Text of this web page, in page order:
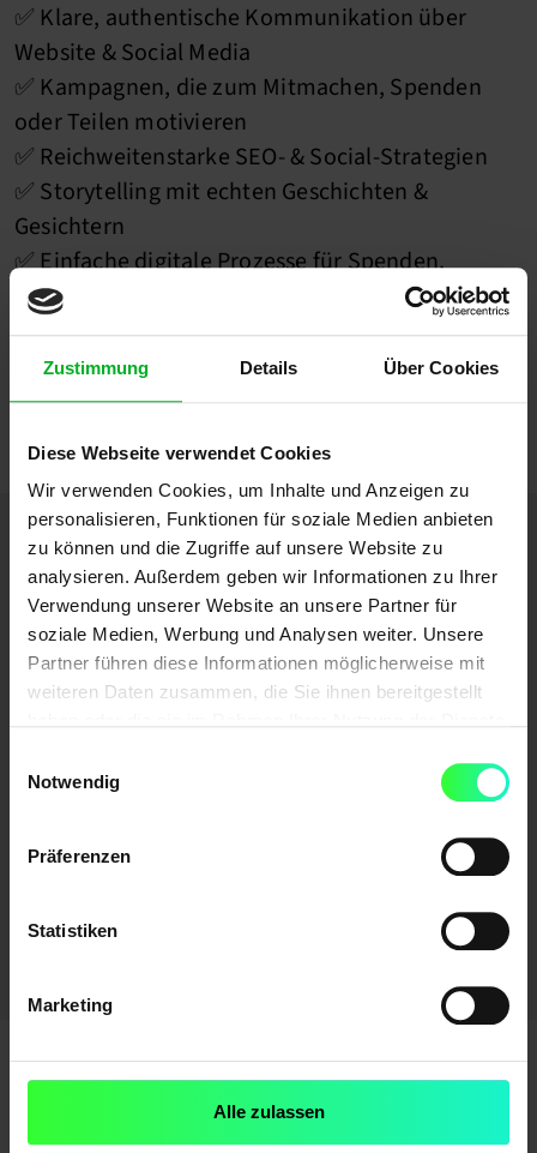
Zustimmung Details Über Cookies
Diese Webseite verwendet Cookies
Wir verwenden Cookies, um Inhalte und Anzeigen zu
personalisieren, Funktionen für soziale Medien anbieten
zu können und die Zugriffe auf unsere Website zu
analysieren. Außerdem geben wir Informationen zu Ihrer
Verwendung unserer Website an unsere Partner für
soziale Medien, Werbung und Analysen weiter. Unsere
Partner führen diese Informationen möglicherweise mit
weiteren Daten zusammen, die Sie ihnen bereitgestellt
Notwendig
Präferenzen
Statistiken
Marketing
Alle zulassen
✅ Klare, authentische Kommunikation über
Website & Social Media
✅ Kampagnen, die zum Mitmachen, Spenden
oder Teilen motivieren
✅ Reichweitenstarke SEO- & Social-Strategien
✅ Storytelling mit echten Geschichten &
Gesichtern
✅ Einfache digitale Prozesse für Spenden,
Mitgliedschaften & Aktionen
Wir helfen Ihnen, Ihre Anliegen in digitale
Reichweite und messbare Wirkung zu
Unsere Zertifizierungen
Fragen zu Best Practices für